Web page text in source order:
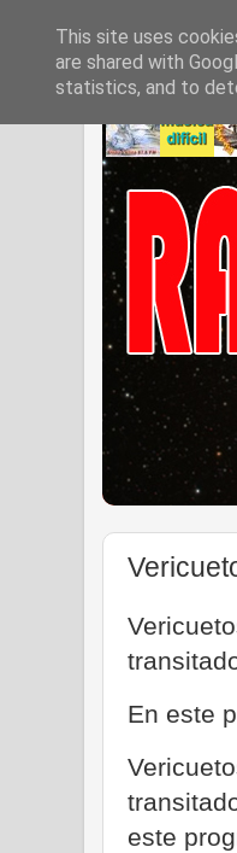
En este
este
This site uses
are shared with
statistics, and to